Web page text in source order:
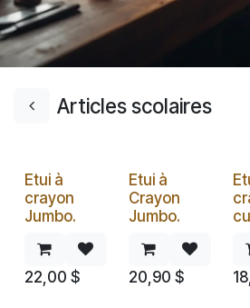
Articles scolaires
Etui à
crayon
Jumbo.
22,00 $
Etui à
Crayon
Jumbo.
20,90 $